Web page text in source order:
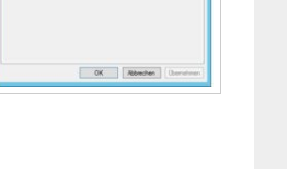
0 on interface XX (192.168.X.X)